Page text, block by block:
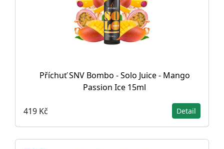
Příchuť SNV Bombo - Solo Juice - Mango
Passion Ice 15ml
419 Kč Detail